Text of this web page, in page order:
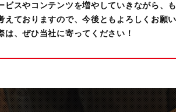
ビスやコンテンツを増やしていきながら、
えておりますので、今後ともよろしくお願
、ぜひ当社に寄ってください！